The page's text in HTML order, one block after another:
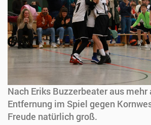
Nach Eriks Buzzerbeater aus
Entfernung im Spiel gegen
Freude natürlich groß.